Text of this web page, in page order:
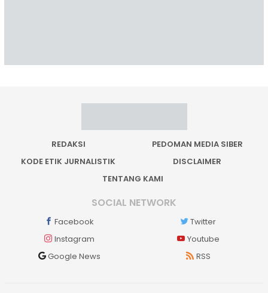
REDAKSI
PEDOMAN MEDIA SIBER
KODE ETIK JURNALISTIK
DISCLAIMER
TENTANG KAMI
SOCIAL NETWORK
Facebook
Twitter
Instagram
Youtube
Google News
RSS